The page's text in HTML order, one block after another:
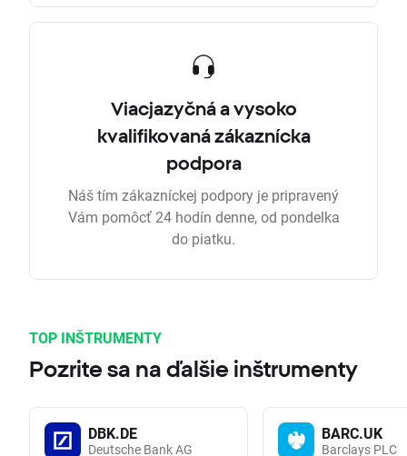
Viacjazyčná a vysoko
kvalifikovaná zákaznícka
podpora
Náš tím zákazníckej podpory je pripravený
Vám pomôcť 24 hodín denne, od pondelka
do piatku.
TOP INŠTRUMENTY
Pozrite sa na ďalšie inštrumenty
DBK.DE
Deutsche Bank AG
BARC.UK
Barclays PLC